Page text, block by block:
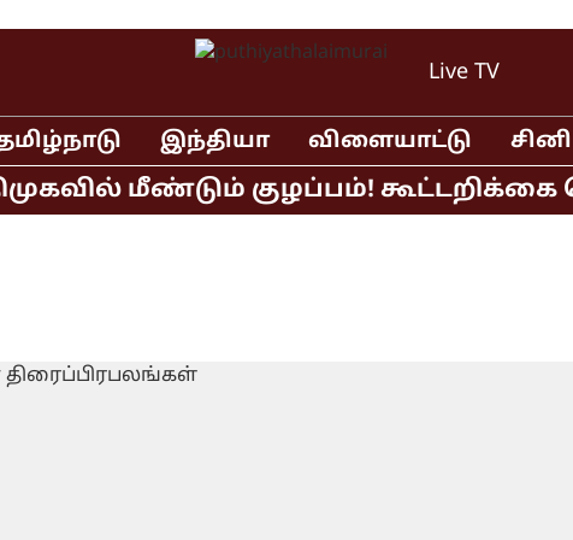
Live TV
இந்தியா விளையாட்டு
மீண்டும் குழப்பம்! கூட்டறிக்கை